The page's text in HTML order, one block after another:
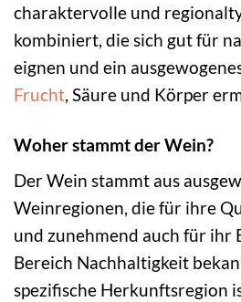
charaktervolle und
kombiniert, die sich gut für
eignen und ein
Frucht, Säure und Körper
Woher stammt der Wein?
Der Wein stammt aus
Weinregionen, die für ihre
und zunehmend auch für ihr
Bereich Nachhaltigkeit
spezifische Herkunftsregion